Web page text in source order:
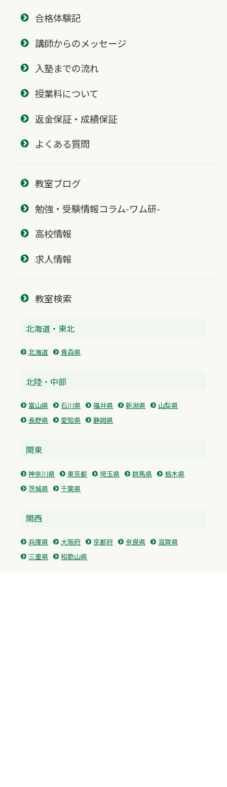
合格体験記
講師からのメッセージ
入塾までの流れ
授業料について
返金保証・成績保証
よくある質問
教室ブログ
勉強・受験情報コラム-ワム研-
高校情報
求人情報
教室検索
北海道・東北
北海道 青森県
北陸・中部
富山県 石川県 福井県 新潟県
山梨県
長野県
愛知県 静岡県
関東
神奈川県 東京都 埼玉県 群馬県
栃木県
茨城県
千葉県
関西
兵庫県 大阪府 京都府 奈良県
滋賀県
三重県
和歌山県